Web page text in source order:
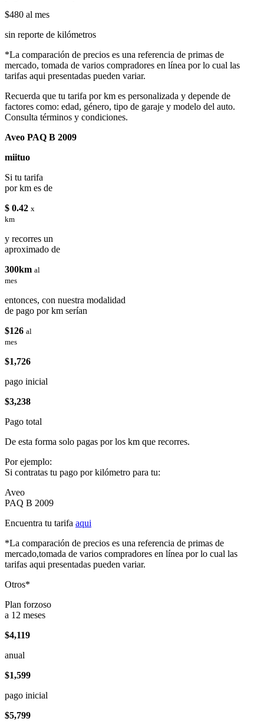
$480 al mes
sin reporte de kilómetros
*La comparación de precios es una referencia de primas de
mercado, tomada de varios compradores en línea por lo cual las
tarifas aqui presentadas pueden variar.
Recuerda que tu tarifa por km es personalizada y depende de
factores como: edad, género, tipo de garaje y modelo del auto.
Consulta términos y condiciones.
Aveo PAQ B 2009
miituo
Si tu tarifa
por km es de
$ 0.42 x
km
y recorres un
aproximado de
300km al
mes
entonces, con nuestra modalidad
de pago por km serían
$126 al
mes
$1,726
pago inicial
$3,238
Pago total
De esta forma solo pagas por los km que recorres.
Por ejemplo:
Si contratas tu pago por kilómetro para tu:
Aveo
PAQ B 2009
Encuentra tu tarifa aqui
*La comparación de precios es una referencia de primas de
mercado,tomada de varios compradores en línea por lo cual las
tarifas aqui presentadas pueden variar.
Otros*
Plan forzoso
a 12 meses
$4,119
anual
$1,599
pago inicial
$5,799